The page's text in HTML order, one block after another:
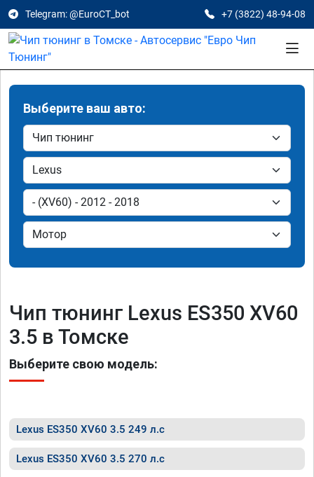
Telegram: @EuroCT_bot +7 (3822) 48-94-08
Выберите ваш авто:
Чип тюнинг Lexus ES350 XV60
3.5 в Томске
Выберите свою модель:
Lexus ES350 XV60 3.5 249 л.с
Lexus ES350 XV60 3.5 270 л.с